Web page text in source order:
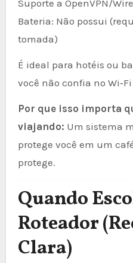
Suporte a OpenVPN/
Bateria: Não possui
tomada)
É ideal para hotéis ou
você não confia no
Por que isso importa
viajando: Um sistema
protege você em um
protege.
Quando
Roteador
Clara)